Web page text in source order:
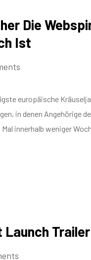
Die
Ist
europäische
in denen Angehörige
innerhalb weniger
Launch Trailer